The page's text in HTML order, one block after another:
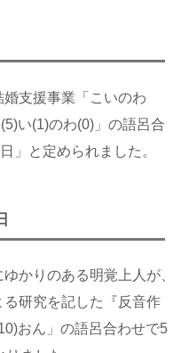
支援事業「こいのわ
い(1)のわ(0)」の語呂合
」と定められました。
かりのある明覚上人が、
研究を記した『反音作
おん」の語呂合わせで5